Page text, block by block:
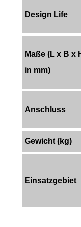
Design Life
Maße (L x B x
in mm)
Anschluss
Gewicht (kg)
Einsatzgebiet